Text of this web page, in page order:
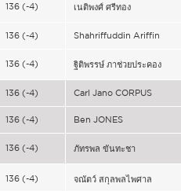
136 (-4) เนติพงศ์ ศรีทอง
136 (-4) Shahriffuddin Ariffin
136 (-4) ฐิติพรรษ์ ภาช่วยประคอง
136 (-4) Carl Jano CORPUS
136 (-4) Ben JONES
136 (-4) ภัทรพล ขันทะชา
136 (-4) จณัตว์ สกุลพลไพศาล